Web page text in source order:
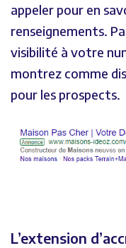
appeler pour en
renseignements.
visibilité à votre
montrez comme
pour les prospects.
L’extension